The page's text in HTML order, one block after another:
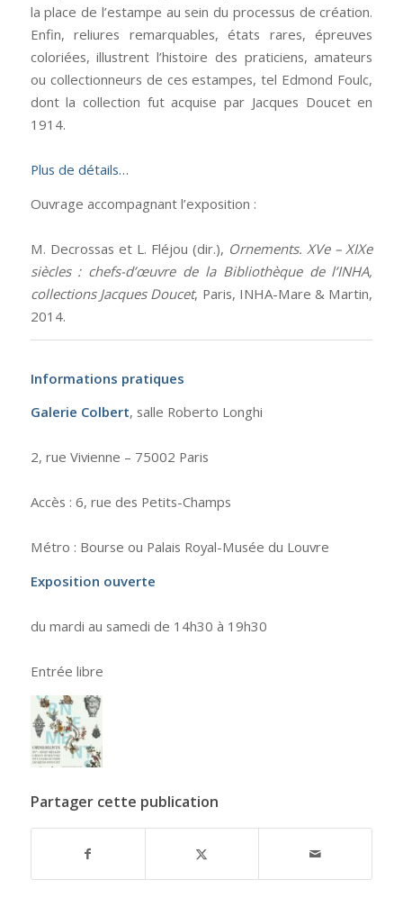
la place de l’estampe au sein du processus de création.
Enfin, reliures remarquables, états rares, épreuves
coloriées, illustrent l’histoire des praticiens, amateurs
ou collectionneurs de ces estampes, tel Edmond Foulc,
dont la collection fut acquise par Jacques Doucet en
1914.
Plus de détails…
Ouvrage accompagnant l’exposition :
M. Decrossas et L. Fléjou (dir.), Ornements. XVe – XIXe
siècles : chefs-d’œuvre de la Bibliothèque de l’INHA,
collections Jacques Doucet, Paris, INHA-Mare & Martin,
2014.
Informations pratiques
Galerie Colbert, salle Roberto Longhi
2, rue Vivienne – 75002 Paris
Accès : 6, rue des Petits-Champs
Métro : Bourse ou Palais Royal-Musée du Louvre
Exposition ouverte
du mardi au samedi de 14h30 à 19h30
Entrée libre
Partager cette publication